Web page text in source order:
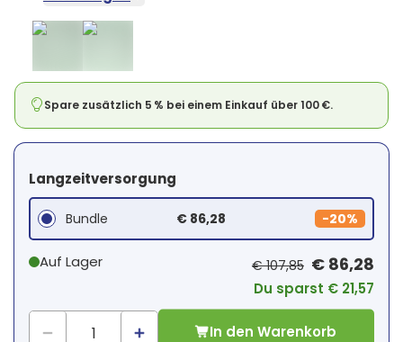
Spare zusätzlich 5 % bei einem Einkauf über 100 €.
Langzeitversorgung
Bundle € 86,28 -20%
Auf Lager € 107,85 € 86,28
Du sparst € 21,57
In den Warenkorb